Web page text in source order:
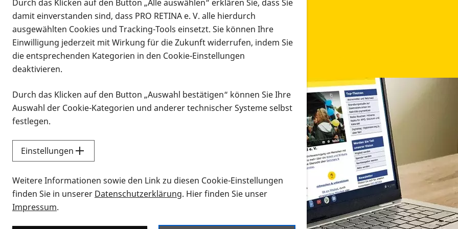
Infomaterial
Infomaterial
Vorlesen
Alle Infomaterialien in verschiedenen Formaten an
Sie möchten wissen, wie Sie nach Infonmaterial suchen und dieses bestellen bzw. herunterladen
Durch das Klicken auf den Button „Alle auswählen“ erklären Sie, dass Sie
damit einverstanden sind, dass PRO RETINA e. V. alle hierdurch
ausgewählten Cookies und Tracking-Tools einsetzt. Sie können Ihre
Einwilligung jederzeit mit Wirkung für die Zukunft widerrufen, indem Sie
die entsprechenden Kategorien in den Cookie-Einstellungen
deaktivieren.
Durch das Klicken auf den Button „Auswahl bestätigen“ können Sie Ihre
Auswahl der Cookie-Kategorien und anderer technischer Systeme selbst
festlegen.
Einstellungen
Weitere Informationen sowie den Link zu diesen Cookie-Einstellungen
finden Sie in unserer Datenschutzerklärung. Hier finden Sie unser
Impressum.